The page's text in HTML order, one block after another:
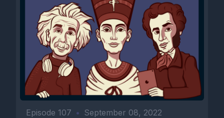
Episode 107 • September 08, 2022